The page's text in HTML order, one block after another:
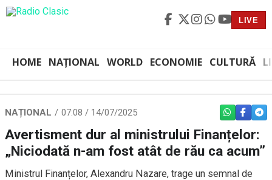
LIVE
HOME NAȚIONAL WORLD ECONOMIE CULTURĂ
NAȚIONAL 07:08 / 14/07/2025 WHATSAPP
Avertisment dur al ministrului Finanțelor:
„Niciodată n-am fost atât de rău ca acum”
Ministrul Finanțelor, Alexandru Nazare, trage un semnal de